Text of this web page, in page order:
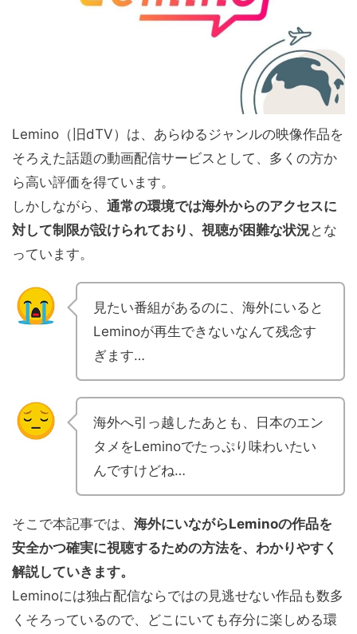
Lemino（旧dTV）は、あらゆるジャンルの映像作品を
そろえた話題の動画配信サービスとして、多くの方か
ら高い評価を得ています。
しかしながら、 通常の環境では海外からのアクセスに
対して制限が設けられており、視聴が困難な状況とな
っています。
見たい番組があるのに、海外にいると
Leminoが再生できないなんて残念す
ぎます…
海外へ引っ越したあとも、日本のエン
タメをLeminoでたっぷり味わいたい
んですけどね…
そこで本記事では、 海外にいながらLeminoの作品を
安全かつ確実に視聴するための方法を、わかりやすく
解説していきます。
Leminoには独占配信ならではの見逃せない作品も数多
くそろっているので、どこにいても存分に楽しめる環